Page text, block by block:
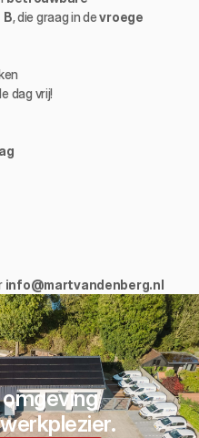
B, die graag in de vroege
dag vrij!
info@martvandenberg.nl
omgeving